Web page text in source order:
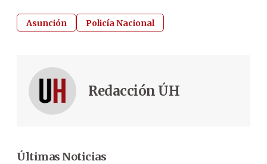
Asunción Policía Nacional
Redacción ÚH
Últimas Noticias